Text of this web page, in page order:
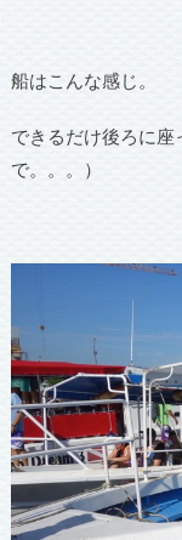
船はこんな感じ。
できるだけ後ろに座
で。。。）